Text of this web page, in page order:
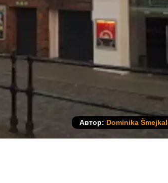
Автор: Dominika